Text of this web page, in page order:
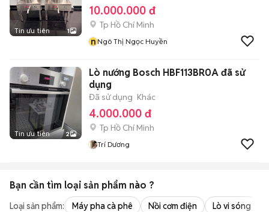
Tin ưu tiên 1
10.000.000 đ
Tp Hồ Chí Minh
nNgô Thị Ngọc Huyền
Tin ưu tiên 2
Lò nướng Bosch HBF113BR0A đã sử
dụng
Đã sử dụng Khác
4.000.000 đ
Tp Hồ Chí Minh
Trí Dương
Bạn cần tìm loại sản phẩm nào ?
Loại sản phẩm: Máy pha cà phê Nồi cơm điện Lò vi sóng